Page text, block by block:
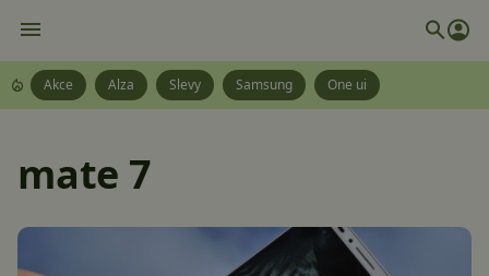
Akce Alza Slevy Samsung One ui
mate 7